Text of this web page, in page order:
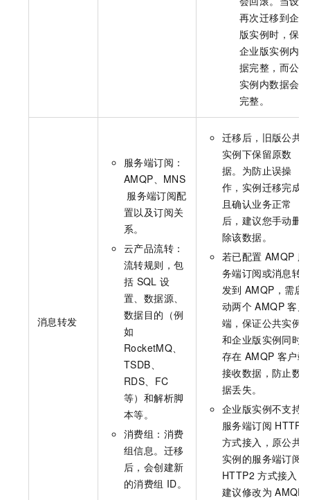
再次迁移到企业
版实例时，保证
企业版实例内数
据完整，而公共
实例内数据会不
完整。
消息转发
服务端订阅：
AMQP、MNS
服务端订阅配
置以及订阅关
系。
云产品流转：
流转规则，包
括 SQL 设
置、数据源、
数据目的（例
如
RocketMQ、
TSDB、
RDS、FC
等）和解析脚
本等。
消费组：消费
组信息。迁移
后，会创建新
的消费组 ID。
迁移后，旧版公共
实例下保留原数
据。为防止误操
作，实例迁移完成
且确认业务正常
后，建议您手动删
除该数据。
若已配置 AMQP 服
务端订阅或消息转
发到 AMQP，需启
动两个 AMQP 客户
端，保证公共实例
和企业版实例同时
存在 AMQP 客户端
接收数据，防止数
据丢失。
企业版实例不支持
服务端订阅 HTTP2
方式接入，原公共
实例的服务端订阅
HTTP2 方式接入，
建议修改为 AMQP